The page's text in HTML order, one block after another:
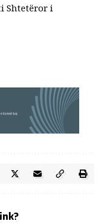
Shtetëror i